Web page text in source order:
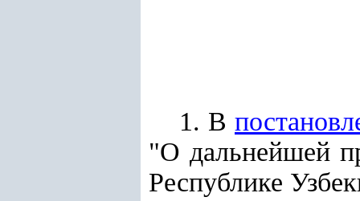
1. В
"О дальнейшей
Республике